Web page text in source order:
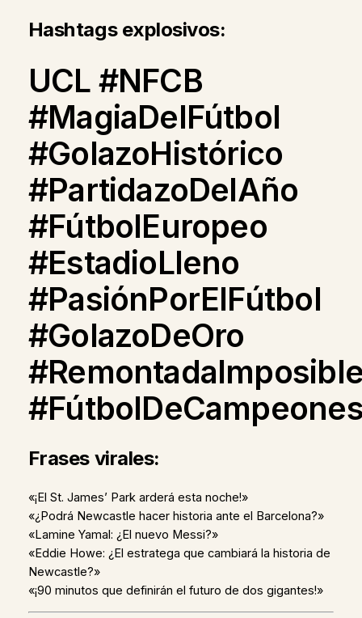
Hashtags explosivos:
UCL #NFCB
#MagiaDelFútbol
#GolazoHistórico
#PartidazoDelAño
#FútbolEuropeo
#EstadioLleno
#PasiónPorElFútbol
#GolazoDeOro
Frases virales:
«¡El St. James’ Park arderá esta noche!»
«¿Podrá Newcastle hacer historia ante el Barcelona?»
«Lamine Yamal: ¿El nuevo Messi?»
«Eddie Howe: ¿El estratega que cambiará la historia de
Newcastle?»
«¡90 minutos que definirán el futuro de dos gigantes!»